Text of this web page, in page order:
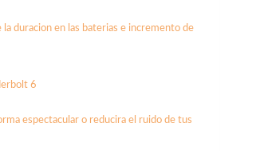
duracion en las baterias e incremento de
6
espectacular o reducira el ruido de tus